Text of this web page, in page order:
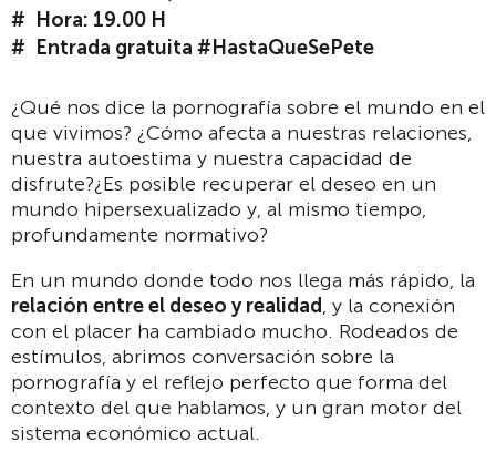
Hora: 19.00 H
Entrada gratuita #HastaQueSePete
¿Qué nos dice la pornografía sobre el mundo en el
que vivimos? ¿Cómo afecta a nuestras relaciones,
nuestra autoestima y nuestra capacidad de
disfrute?¿Es posible recuperar el deseo en un
mundo hipersexualizado y, al mismo tiempo,
profundamente normativo?
En un mundo donde todo nos llega más rápido, la
relación entre el deseo y realidad, y la conexión
con el placer ha cambiado mucho. Rodeados de
estímulos, abrimos conversación sobre la
pornografía y el reflejo perfecto que forma del
contexto del que hablamos, y un gran motor del
sistema económico actual.